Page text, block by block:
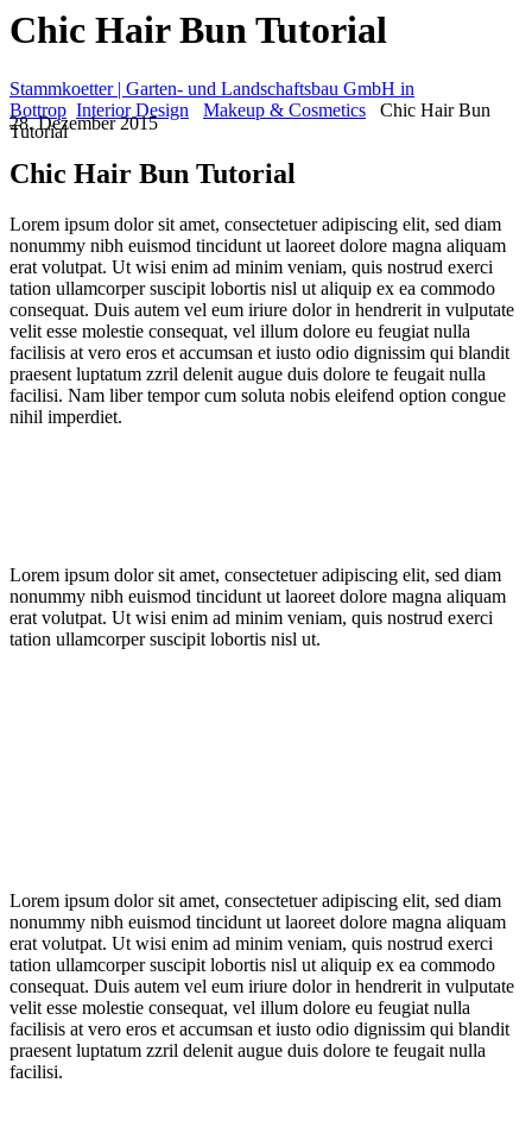
Chic Hair Bun Tutorial
Stammkoetter | Garten- und Landschaftsbau GmbH in
Bottrop Interior Design Makeup & Cosmetics
Chic Hair Bun
Tutorial
28. Dezember 2015
Chic Hair Bun Tutorial
Lorem ipsum dolor sit amet, consectetuer adipiscing elit, sed diam
nonummy nibh euismod tincidunt ut laoreet dolore magna aliquam
erat volutpat. Ut wisi enim ad minim veniam, quis nostrud exerci
tation ullamcorper suscipit lobortis nisl ut aliquip ex ea commodo
consequat. Duis autem vel eum iriure dolor in hendrerit in vulputate
velit esse molestie consequat, vel illum dolore eu feugiat nulla
facilisis at vero eros et accumsan et iusto odio dignissim qui blandit
praesent luptatum zzril delenit augue duis dolore te feugait nulla
facilisi. Nam liber tempor cum soluta nobis eleifend option congue
nihil imperdiet.
Lorem ipsum dolor sit amet, consectetuer adipiscing elit, sed diam
nonummy nibh euismod tincidunt ut laoreet dolore magna aliquam
erat volutpat. Ut wisi enim ad minim veniam, quis nostrud exerci
tation ullamcorper suscipit lobortis nisl ut.
Lorem ipsum dolor sit amet, consectetuer adipiscing elit, sed diam
nonummy nibh euismod tincidunt ut laoreet dolore magna aliquam
erat volutpat. Ut wisi enim ad minim veniam, quis nostrud exerci
tation ullamcorper suscipit lobortis nisl ut aliquip ex ea commodo
consequat. Duis autem vel eum iriure dolor in hendrerit in vulputate
velit esse molestie consequat, vel illum dolore eu feugiat nulla
facilisis at vero eros et accumsan et iusto odio dignissim qui blandit
praesent luptatum zzril delenit augue duis dolore te feugait nulla
facilisi.